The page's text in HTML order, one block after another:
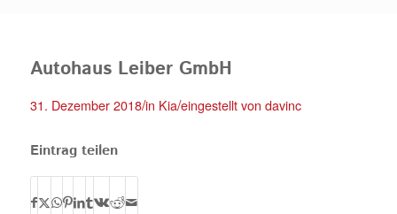
Autohaus Leiber GmbH
31. Dezember 2018/in Kia/eingestellt von davinc
Eintrag teilen